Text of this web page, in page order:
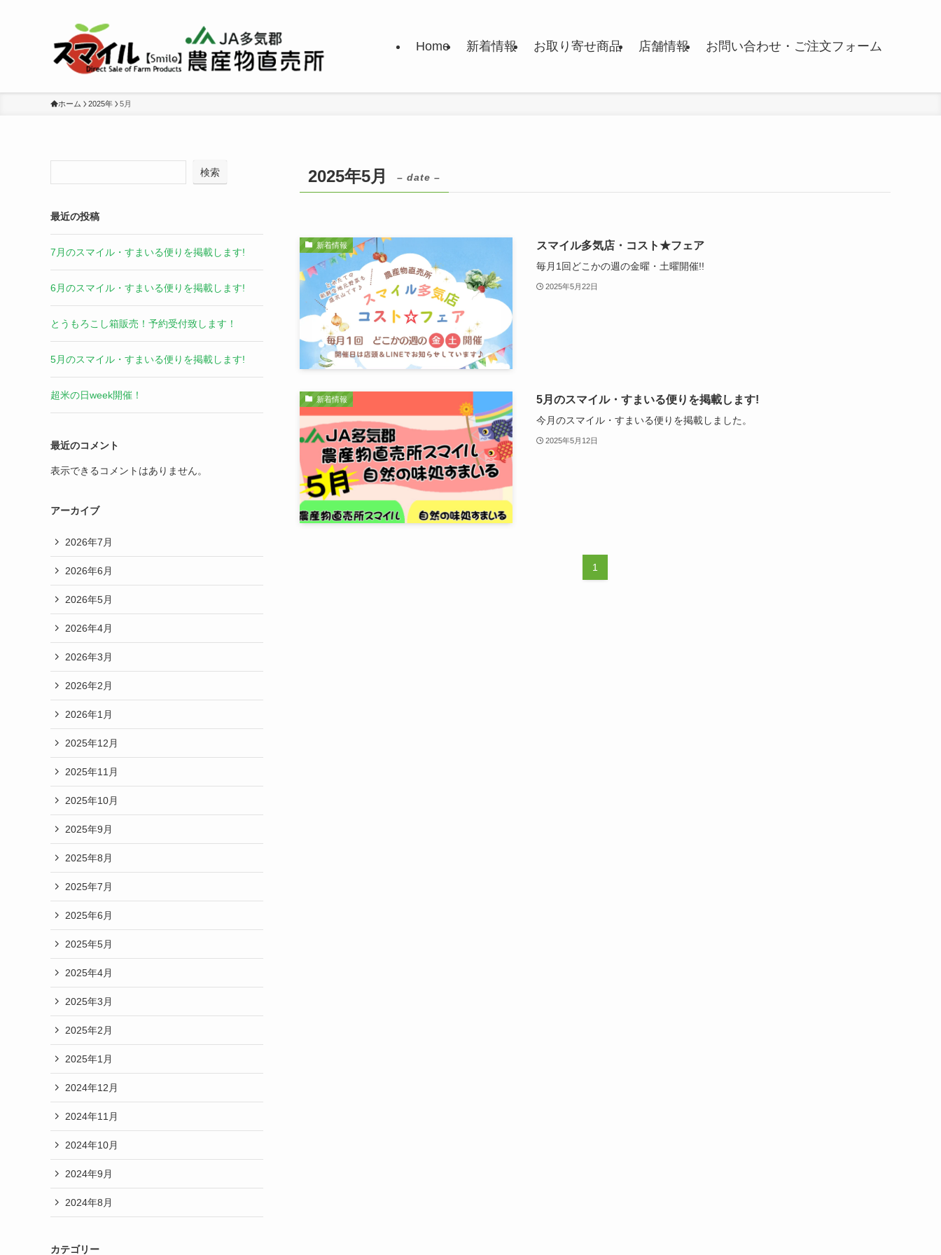
Home 新着情報 お取り寄せ商品 店舗情報 お問い合わせ・ご注文フォーム
ホーム 2025年 5月
2025年5月 – date –
新着情報 スマイル多気店・コスト★フェア
毎月1回どこかの週の金曜・土曜開催!!
2025年5月22日
新着情報 5月のスマイル・すまいる便りを掲載します!
今月のスマイル・すまいる便りを掲載しました。
2025年5月12日
1
検索
最近の投稿
7月のスマイル・すまいる便りを掲載します!
6月のスマイル・すまいる便りを掲載します!
とうもろこし箱販売！予約受付致します！
5月のスマイル・すまいる便りを掲載します!
超米の日week開催！
最近のコメント
表示できるコメントはありません。
アーカイブ
2026年7月
2026年6月
2026年5月
2026年4月
2026年3月
2026年2月
2026年1月
2025年12月
2025年11月
2025年10月
2025年9月
2025年8月
2025年7月
2025年6月
2025年5月
2025年4月
2025年3月
2025年2月
2025年1月
2024年12月
2024年11月
2024年10月
2024年9月
2024年8月
カテゴリー